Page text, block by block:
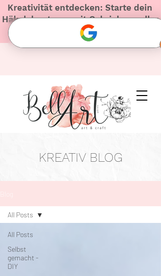
Kreativität entdecken: Starte dein
Häkelabenteuer mit Gabriela – voller
Herz und Inspiration!
KREATIV BLOG
All Posts
Selbst
gemacht -
DIY
All Posts